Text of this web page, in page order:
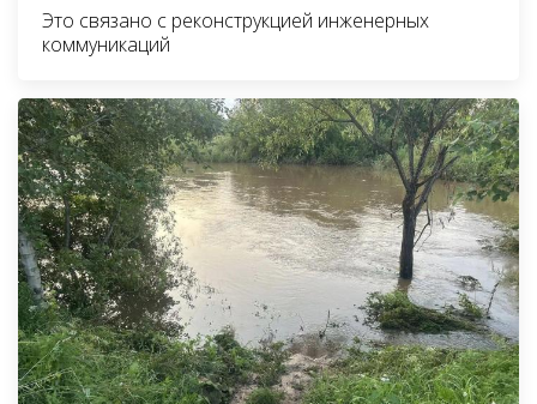
Это связано с реконструкцией инженерных
коммуникаций